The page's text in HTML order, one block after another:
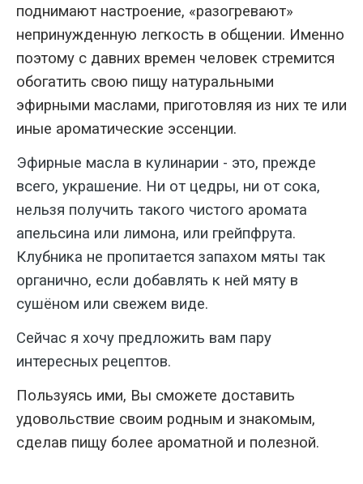
поднимают настроение, «разогревают»
непринужденную легкость в общении. Именно
поэтому с давних времен человек стремится
обогатить свою пищу натуральными
эфирными маслами, приготовляя из них те или
иные ароматические эссенции.
Эфирные масла в кулинарии - это, прежде
всего, украшение. Ни от цедры, ни от сока,
нельзя получить такого чистого аромата
апельсина или лимона, или грейпфрута.
Клубника не пропитается запахом мяты так
органично, если добавлять к ней мяту в
сушёном или свежем виде.
Сейчас я хочу предложить вам пару
интересных рецептов.
Пользуясь ими, Вы сможете доставить
удовольствие своим родным и знакомым,
сделав пищу более ароматной и полезной.